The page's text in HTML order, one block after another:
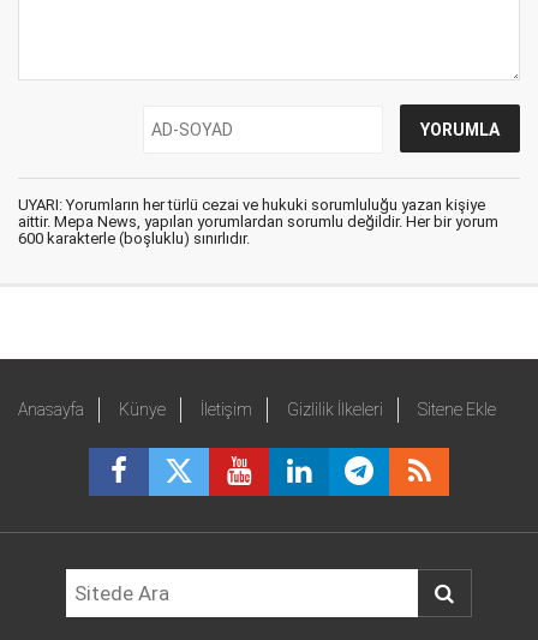
UYARI: Yorumların her türlü cezai ve hukuki sorumluluğu yazan kişiye
aittir. Mepa News, yapılan yorumlardan sorumlu değildir. Her bir yorum
600 karakterle (boşluklu) sınırlıdır.
Anasayfa Künye İletişim Gizlilik İlkeleri Sitene Ekle